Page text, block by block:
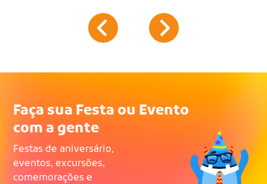
Faça sua Festa ou Evento
com a gente
Festas de aniversário,
eventos, excursões,
comemorações e